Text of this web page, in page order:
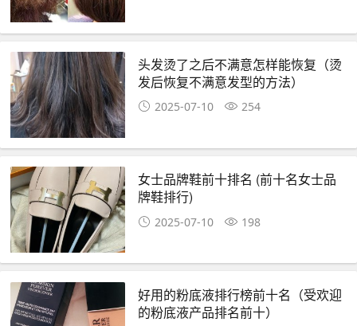
头发烫了之后不满意怎样能恢复（烫
发后恢复不满意发型的方法）
2025-07-10 254
女士品牌鞋前十排名 (前十名女士品
牌鞋排行)
2025-07-10 198
好用的粉底液排行榜前十名（受欢迎
的粉底液产品排名前十）